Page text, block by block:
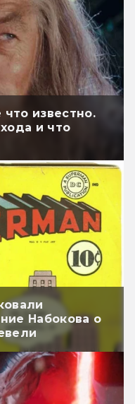
что известно.
и что
Набокова о